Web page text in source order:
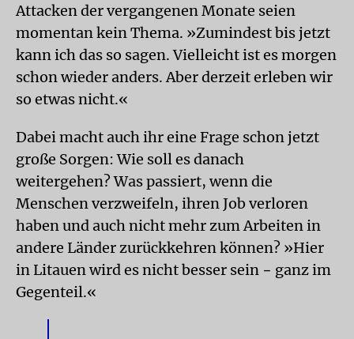
Attacken der vergangenen Monate seien
momentan kein Thema. »Zumindest bis jetzt
kann ich das so sagen. Vielleicht ist es morgen
schon wieder anders. Aber derzeit erleben wir
so etwas nicht.«
Dabei macht auch ihr eine Frage schon jetzt
große Sorgen: Wie soll es danach
weitergehen? Was passiert, wenn die
Menschen verzweifeln, ihren Job verloren
haben und auch nicht mehr zum Arbeiten in
andere Länder zurückkehren können? »Hier
in Litauen wird es nicht besser sein − ganz im
Gegenteil.«